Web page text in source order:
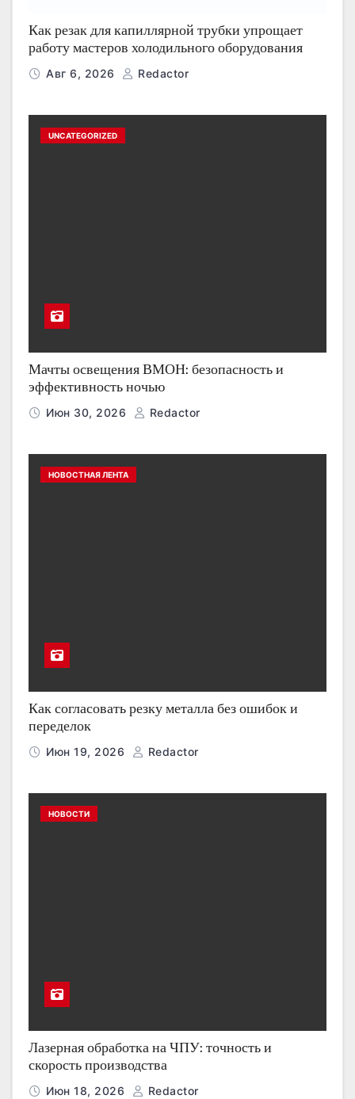
Как резак для капиллярной трубки упрощает
работу мастеров холодильного оборудования
Авг 6, 2026 Redactor
UNCATEGORIZED
Мачты освещения ВМОН: безопасность и
эффективность ночью
Июн 30, 2026 Redactor
НОВОСТНАЯ ЛЕНТА
Как согласовать резку металла без ошибок и
переделок
Июн 19, 2026 Redactor
НОВОСТИ
Лазерная обработка на ЧПУ: точность и
скорость производства
Июн 18, 2026 Redactor